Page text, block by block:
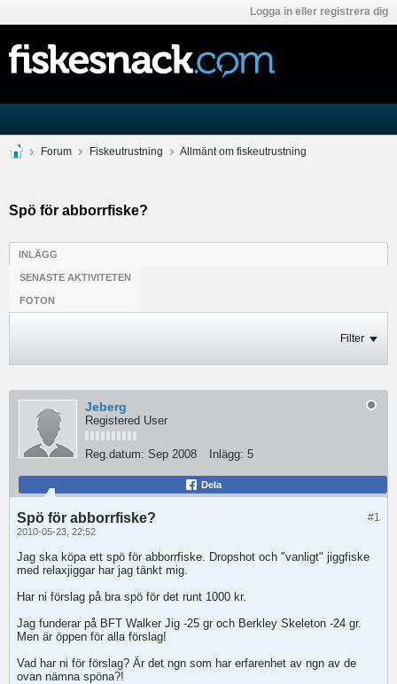
Logga in eller registrera dig
Forum Fiskeutrustning Allmänt om fiskeutrustning
Spö för abborrfiske?
INLÄGG
SENASTE AKTIVITETEN
FOTON
Filter
Jeberg
Registered User
Reg.datum: Sep 2008 Inlägg: 5
Dela
#1
Spö för abborrfiske?
2010-05-23, 22:52
Jag ska köpa ett spö för abborrfiske. Dropshot och "vanligt" jiggfiske
med relaxjiggar har jag tänkt mig.
Har ni förslag på bra spö för det runt 1000 kr.
Jag funderar på BFT Walker Jig -25 gr och Berkley Skeleton -24 gr.
Men är öppen för alla förslag!
Vad har ni för förslag? Är det ngn som har erfarenhet av ngn av de
ovan nämna spöna?!